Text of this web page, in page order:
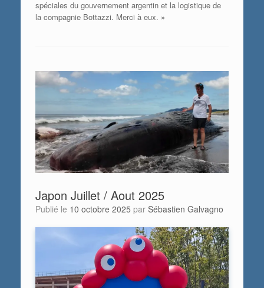
spéciales du gouvernement argentin et la logistique de
la compagnie Bottazzi. Merci à eux. »
Japon Juillet / Aout 2025
Publié le 10 octobre 2025 par Sébastien Galvagno